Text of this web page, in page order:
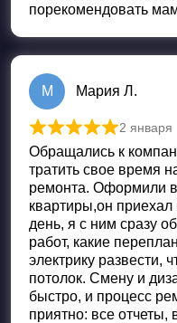
порекомендовать
М Мария Л.
Оценка 5из 5
2 января
Обращались к
тратить свое время
ремонта. Оформили
квартиры,он
день, я с ним сразу
работ, какие
электрику развести,
потолок. Смену и
быстро, и процесс
приятно: все